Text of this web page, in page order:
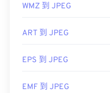
WMZ 到 JPEG
ART 到 JPEG
EPS 到 JPEG
EMF 到 JPEG